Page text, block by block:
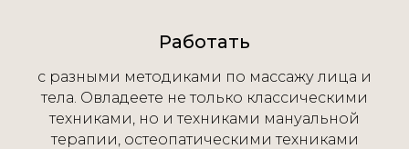
Работать
с разными методиками по массажу лица и
тела. Овладеете не только классическими
техниками, но и техниками мануальной
терапии, остеопатическими техниками